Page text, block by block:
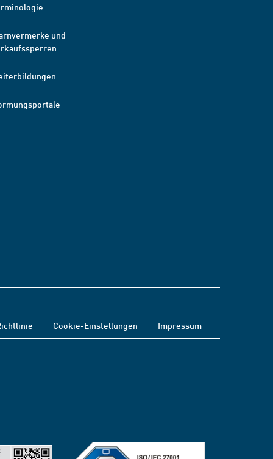
und
Cookie-Einstellungen Impressum